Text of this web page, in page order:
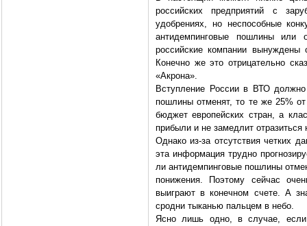
российских предприятий с
удобрениях, но неспособные
антидемпинговые пошлины или
российские компании вынуждены
Конечно же это отрицательно
«Акрона».
Вступление России в ВТО
пошлины отменят, то те же 25%
бюджет европейских стран, а
прибыли и не замедлит отразиться
Однако из-за отсутствия четких
эта информация трудно
ли антидемпинговые пошлины
понижения. Поэтому сейчас
выиграют в конечном счете. А
сродни тыканью пальцем в небо.
Ясно лишь одно, в случае, если